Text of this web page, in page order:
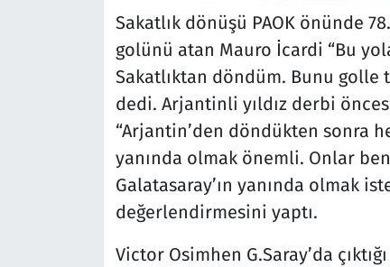
Sakatlık dönüşü PAOK önünde
golünü atan Mauro İcardi “Bu
Sakatlıktan döndüm. Bunu golle
dedi. Arjantinli yıldız derbi
“Arjantin’den döndükten sonra
yanında olmak önemli. Onlar
Galatasaray’ın yanında olmak
değerlendirmesini yaptı.
Victor Osimhen G.Saray’da